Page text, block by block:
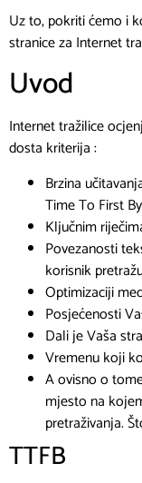
Uz to, pokriti ćemo i
stranice za Internet
Uvod
Internet tražilice
dosta kriterija :​
Brzina
Time To First
Ključnim
Povezanosti
korisnik
Optimizaciji
Posjećenosti
Dali je Vaša
Vremenu koji
A ovisno o
mjesto na
pretraživanja.
TTFB